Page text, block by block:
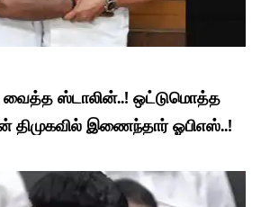
வைத்த ஸ்டாலின்..! ஒட்டுமொத்த
திமுகவில் இணைந்தார் ஓபிஎஸ்..!